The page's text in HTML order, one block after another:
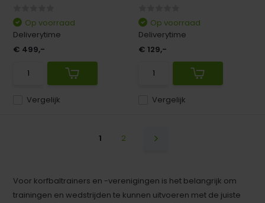
Vergelijk
Op voorraad
Deliverytime
€ 499,-
Vergelijk
Op voorraad
Deliverytime
€ 129,-
1 2
Voor korfbaltrainers en -verenigingen is het belangrijk om
trainingen en wedstrijden te kunnen uitvoeren met de juiste